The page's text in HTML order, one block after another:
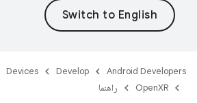
Android Developers
Develop
Devices
OpenXR
راهنما